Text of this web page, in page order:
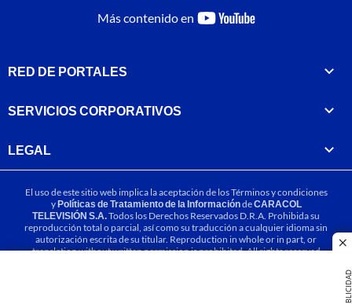
PUBLICIDAD
Más contenido en
youtube-
RED DE PORTALES
SERVICIOS CORPORATIVOS
LEGAL
El uso de este sitio web implica la aceptación de losTérminos y condiciones
yPolíticas de Tratamiento de la InformacióndeCARACOL
TELEVISIÓN S.A.Todos los Derechos Reservados D.R.A. Prohibida su
reproducción total o parcial, así como su traducción a cualquier idioma sin
autorización escrita de su titular. Reproduction in whole or in part, or
translation without written permission is prohibited. All rights reserved